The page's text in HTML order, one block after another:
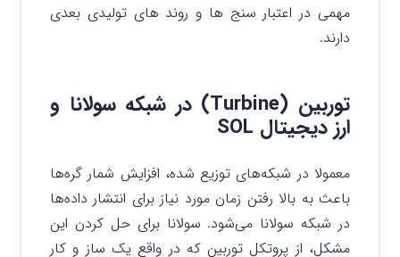
مهمی در اعتبار سنج ها و روند های تولیدی بعدی
دارند.
توربین (Turbine) در شبکه سولانا و
ارز دیجیتال SOL
معمولا در شبکه‌های توزیع شده، افزایش شمار گره‌ها
باعث به بالا رفتن زمان مورد نیاز برای انتشار داده‌ها
در شبکه سولانا می‌شود. سولانا برای حل کردن این
مشکل، از پروتکل توربین که در واقع یک ساز و کار